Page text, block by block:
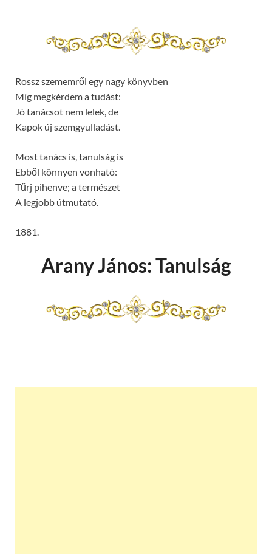
Rossz szememről egy nagy könyvben
Míg megkérdem a tudást:
Jó tanácsot nem lelek, de
Kapok új szemgyulladást.
Most tanács is, tanulság is
Ebből könnyen vonható:
Tűrj pihenve; a természet
A legjobb útmutató.
1881.
Arany János: Tanulság